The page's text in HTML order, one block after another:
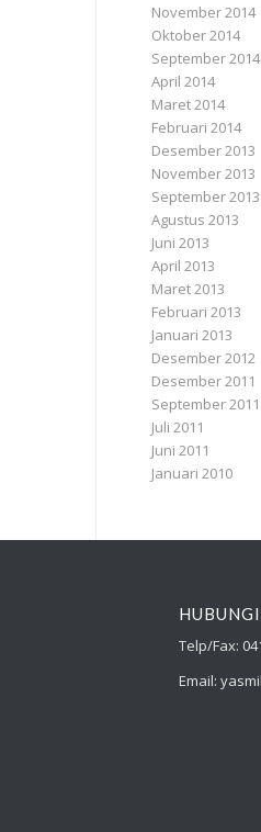
November 2014
Oktober 2014
September 2014
April 2014
Maret 2014
Februari 2014
Desember 2013
November 2013
September 2013
Agustus 2013
Juni 2013
April 2013
Maret 2013
Februari 2013
Januari 2013
Desember 2012
Desember 2011
September 2011
Juli 2011
Juni 2011
Januari 2010
Telp/Fax:
Email: